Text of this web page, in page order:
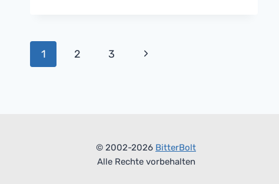
Seitennavigation
1 2 3
Nächste
© 2002-2026 BitterBolt
Alle Rechte vorbehalten